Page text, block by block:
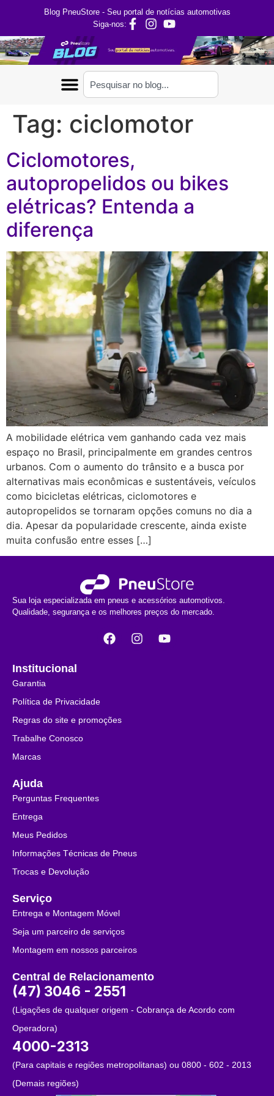
Blog PneuStore - Seu portal de notícias automotivas
Siga-nos:
Tag: ciclomotor
Ciclomotores,
autopropelidos ou bikes
elétricas? Entenda a
diferença
A mobilidade elétrica vem ganhando cada vez mais
espaço no Brasil, principalmente em grandes centros
urbanos. Com o aumento do trânsito e a busca por
alternativas mais econômicas e sustentáveis, veículos
como bicicletas elétricas, ciclomotores e
autopropelidos se tornaram opções comuns no dia a
dia. Apesar da popularidade crescente, ainda existe
muita confusão entre esses […]
Sua loja especializada em pneus e acessórios automotivos.
Qualidade, segurança e os melhores preços do mercado.
Institucional
Garantia
Política de Privacidade
Regras do site e promoções
Trabalhe Conosco
Marcas
Ajuda
Perguntas Frequentes
Entrega
Meus Pedidos
Informações Técnicas de Pneus
Trocas e Devolução
Serviço
Entrega e Montagem Móvel
Seja um parceiro de serviços
Montagem em nossos parceiros
Central de Relacionamento
(47) 3046 - 2551
(Ligações de qualquer origem - Cobrança de Acordo com
Operadora)
4000-2313
(Para capitais e regiões metropolitanas) ou 0800 - 602 - 2013
(Demais regiões)